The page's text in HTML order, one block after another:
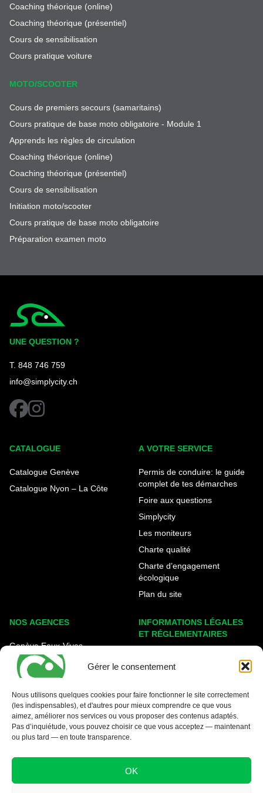
Gérer le consentement
Nous utilisons quelques cookies pour faire fonctionner le site correctement
(les indispensables), et d'autres pour mieux comprendre ce que vous
aimez, améliorer nos services ou vous proposer des contenus adaptés.
Pas d’inquiétude, vous pouvez choisir ce que vous acceptez — maintenant
ou plus tard — en toute transparence.
OK
Coaching théorique (online)
Coaching théorique (présentiel)
Cours de sensibilisation
Cours pratique voiture
MOTO/SCOOTER
Cours de premiers secours (samaritains)
Cours pratique de base moto obligatoire - Module 1
Apprends les règles de circulation
Coaching théorique (online)
Coaching théorique (présentiel)
Cours de sensibilisation
Initiation moto/scooter
Cours pratique de base moto obligatoire
Préparation examen moto
UNE QUESTION ?
T. 848 746 759
info@simplycity.ch
facebookinstagram
CATALOGUE
Catalogue Genève
Catalogue Nyon – La Côte
A VOTRE SERVICE
Permis de conduire: le guide
complet de tes démarches
Foire aux questions
Simplycity
Les moniteurs
Charte qualité
Charte d’engagement
écologique
Plan du site
NOS AGENCES
Genève Eaux-Vives
Carouge - Rondeau
Nyon - La Côte
INFORMATIONS LÉGALES
ET RÉGLEMENTAIRES
Protection des données
Conditions générales